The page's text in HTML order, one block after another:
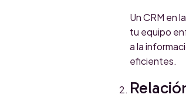
Un CRM en
tu equipo
a la
eficientes.